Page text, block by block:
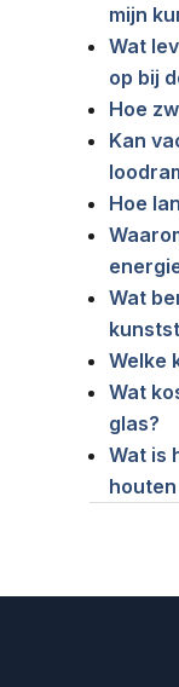
mijn
Wat
op bij
Hoe
Kan
Hoe
Wat
Welke
Wat
glas?
Wat is